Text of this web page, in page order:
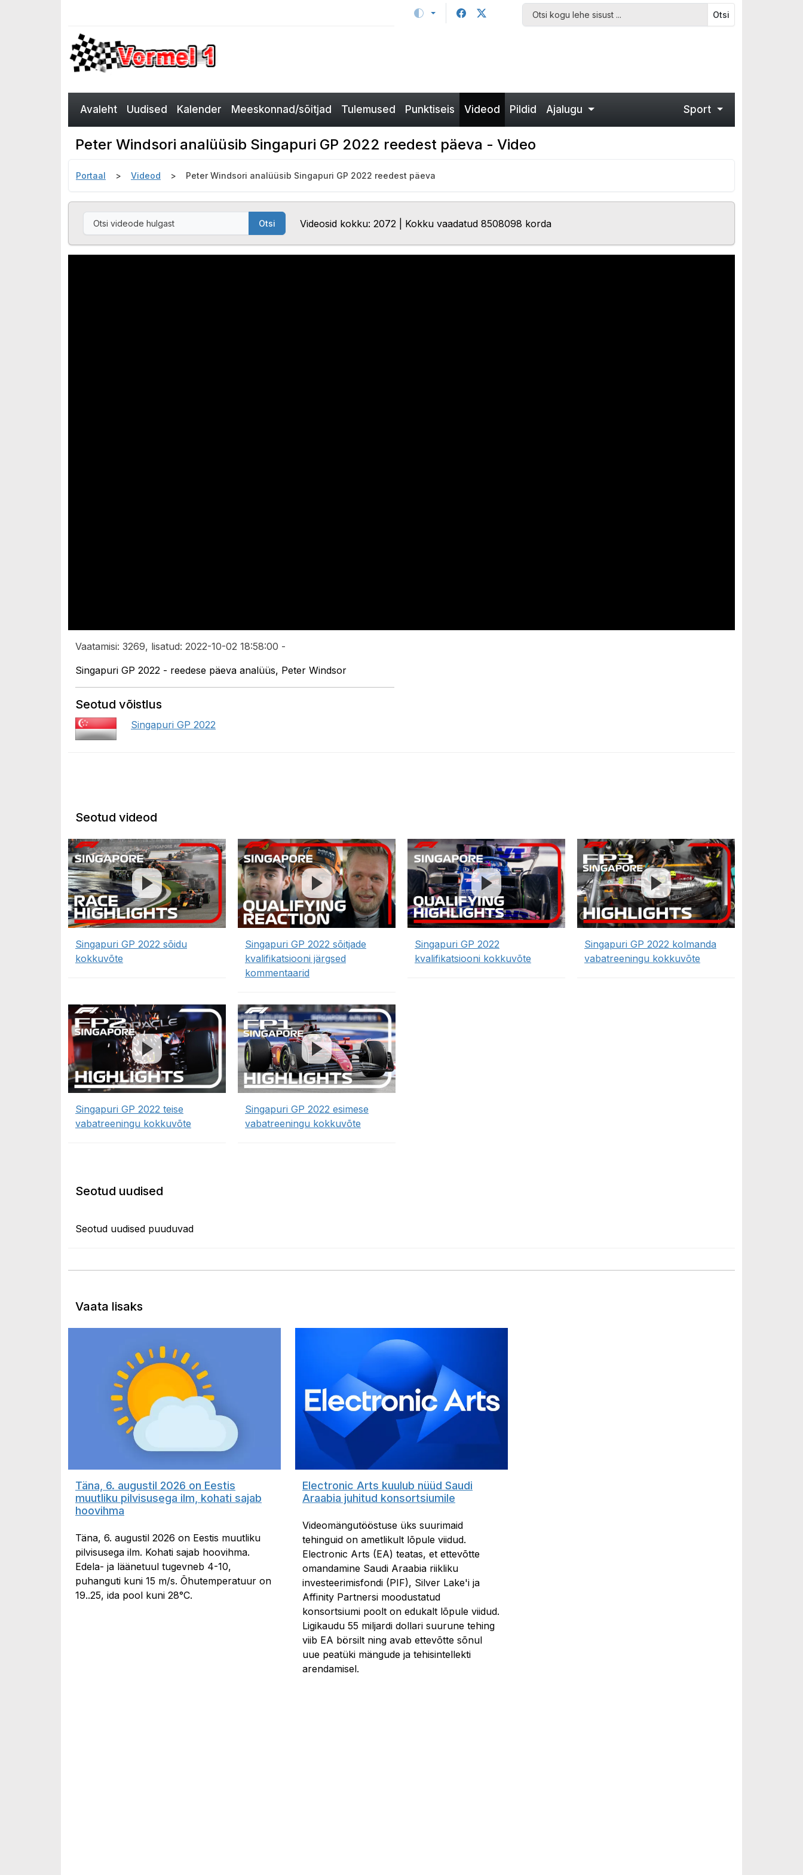
Otsi
Avaleht Uudised Kalender Meeskonnad/sõitjad Tulemused Punktiseis Videod Pildid Ajalugu Sport
Peter Windsori analüüsib Singapuri GP 2022 reedest päeva - Video
Portaal Videod Peter Windsori analüüsib Singapuri GP 2022 reedest päeva
Otsi Videosid kokku: 2072 | Kokku vaadatud 8508098 korda
Vaatamisi: 3269, lisatud: 2022-10-02 18:58:00 -
Singapuri GP 2022 - reedese päeva analüüs, Peter Windsor
Seotud võistlus
Singapuri GP 2022
Seotud videod
Singapuri GP 2022 sõidu
kokkuvõte
Singapuri GP 2022 sõitjade
kvalifikatsiooni järgsed
kommentaarid
Singapuri GP 2022
kvalifikatsiooni kokkuvõte
Singapuri GP 2022 kolmanda
vabatreeningu kokkuvõte
Singapuri GP 2022 teise
vabatreeningu kokkuvõte
Singapuri GP 2022 esimese
vabatreeningu kokkuvõte
Seotud uudised
Seotud uudised puuduvad
Vaata lisaks
Täna, 6. augustil 2026 on Eestis
muutliku pilvisusega ilm, kohati sajab
hoovihma
Täna, 6. augustil 2026 on Eestis muutliku
pilvisusega ilm. Kohati sajab hoovihma.
Edela- ja läänetuul tugevneb 4-10,
puhanguti kuni 15 m/s. Õhutemperatuur on
19..25, ida pool kuni 28°C.
Electronic Arts kuulub nüüd Saudi
Araabia juhitud konsortsiumile
Videomängutööstuse üks suurimaid
tehinguid on ametlikult lõpule viidud.
Electronic Arts (EA) teatas, et ettevõtte
omandamine Saudi Araabia riikliku
investeerimisfondi (PIF), Silver Lake'i ja
Affinity Partnersi moodustatud
konsortsiumi poolt on edukalt lõpule viidud.
Ligikaudu 55 miljardi dollari suurune tehing
viib EA börsilt ning avab ettevõtte sõnul
uue peatüki mängude ja tehisintellekti
arendamisel.